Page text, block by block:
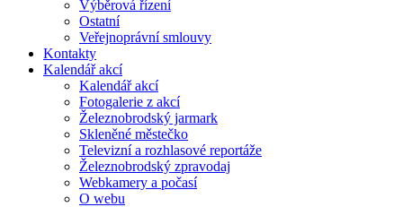
Výběrová řízení
Ostatní
Veřejnoprávní smlouvy
Kontakty
Kalendář akcí
Kalendář akcí
Fotogalerie z akcí
Železnobrodský jarmark
Skleněné městečko
Televizní a rozhlasové reportáže
Železnobrodský zpravodaj
Webkamery a počasí
O webu